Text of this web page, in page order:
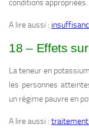
conditions appropriées.
A lire aussi :
18 – Effets
La teneur en
les personnes
un régime pauvre en
A lire aussi : traitement